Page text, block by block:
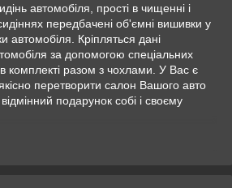
автомобіля, прості в чищенні і
передбачені об'ємні вишивки у
автомобіля. Кріпляться дані
за допомогою спеціальних
в комплекті разом з чохлами. У Вас є
перетворити салон Вашого авто
подарунок собі і своєму